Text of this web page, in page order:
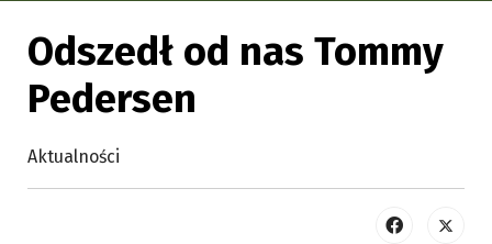
Odszedł od nas Tommy
Pedersen
Aktualności